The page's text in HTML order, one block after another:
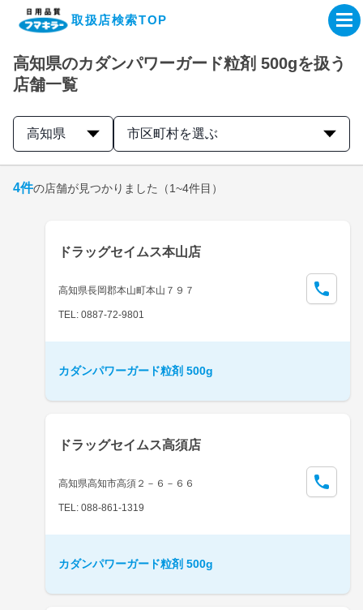
取扱店検索TOP
企業・IR情報サイト
製品情報サイト
取扱店検索はこちら
高知県のカダンパワーガード粒剤 500gを扱う
店舗一覧
高知県 市区町村を選ぶ
4件の店舗が見つかりました （1~4件目）
ドラッグセイムス本山店
高知県長岡郡本山町本山７９７
TEL: 0887-72-9801
カダンパワーガード粒剤 500g
ドラッグセイムス高須店
高知県高知市高須２－６－６６
TEL: 088-861-1319
カダンパワーガード粒剤 500g